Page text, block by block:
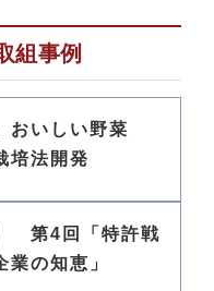
組事例
おいしい野菜
培法開発
第4回「特許戦
の知恵」